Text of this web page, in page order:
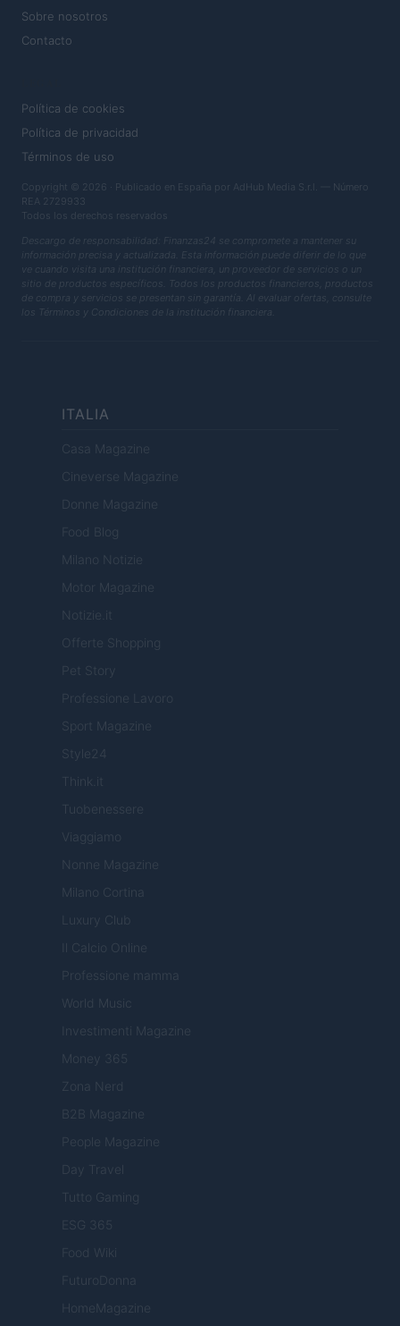
Sobre nosotros
Contacto
Política de cookies
Política de privacidad
Términos de uso
Copyright © 2026 · Publicado en España por AdHub Media S.r.l. — Número
REA 2729933
Todos los derechos reservados
Descargo de responsabilidad: Finanzas24 se compromete a mantener su
información precisa y actualizada. Esta información puede diferir de lo que
ve cuando visita una institución financiera, un proveedor de servicios o un
sitio de productos específicos. Todos los productos financieros, productos
de compra y servicios se presentan sin garantía. Al evaluar ofertas, consulte
los Términos y Condiciones de la institución financiera.
ITALIA
Casa Magazine
Cineverse Magazine
Donne Magazine
Food Blog
Milano Notizie
Motor Magazine
Notizie.it
Offerte Shopping
Pet Story
Professione Lavoro
Sport Magazine
Style24
Think.it
Tuobenessere
Viaggiamo
Nonne Magazine
Milano Cortina
Luxury Club
Il Calcio Online
Professione mamma
World Music
Investimenti Magazine
Money 365
Zona Nerd
B2B Magazine
People Magazine
Day Travel
Tutto Gaming
ESG 365
Food Wiki
FuturoDonna
HomeMagazine